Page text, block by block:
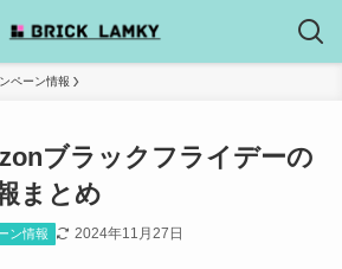
ペーン情報
ブラックフライデーの
まとめ
ン情報 2024年11月27日